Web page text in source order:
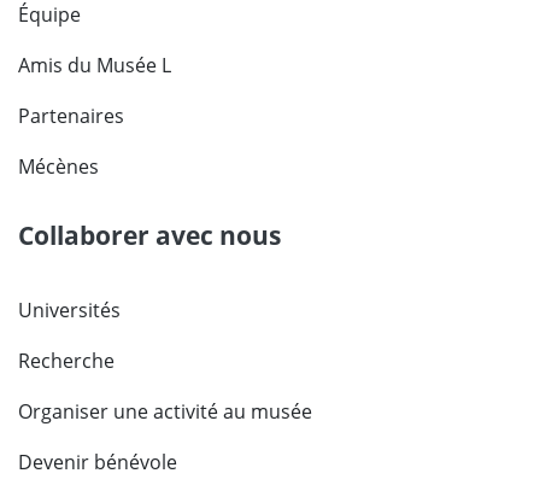
Équipe
Amis du Musée L
Partenaires
Mécènes
Collaborer avec nous
Universités
Recherche
Organiser une activité au musée
Devenir bénévole